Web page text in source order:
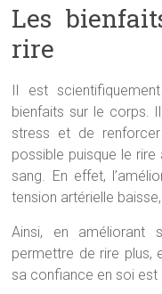
Les
rire
Il est
bienfaits sur le corps.
stress et de
possible puisque le rire
sang. En effet,
tension artérielle
Ainsi, en améliorant
permettre de rire plus,
sa confiance en soi est